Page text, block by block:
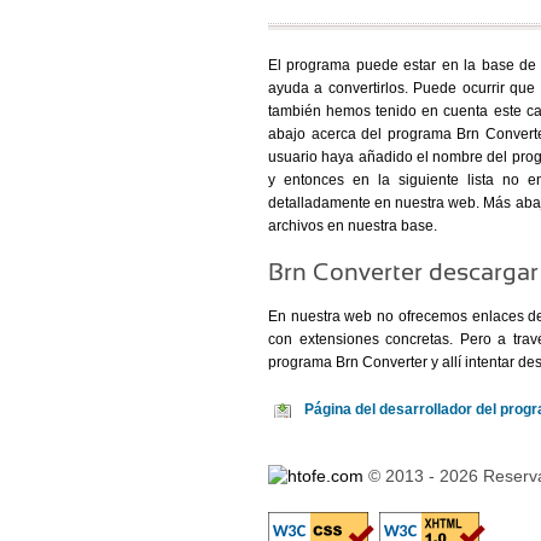
El programa puede estar en la base
ayuda a convertirlos. Puede ocurrir
también hemos tenido en cuenta este
abajo acerca del programa Brn
usuario haya añadido el nombre del
y entonces en la siguiente lista no
detalladamente en nuestra web. Más
archivos en nuestra base.
Brn Converter descargar
En nuestra web no ofrecemos enlaces
con extensiones concretas. Pero a
programa Brn Converter y allí intentar
Página del desarrollador del
© 2013 - 2026